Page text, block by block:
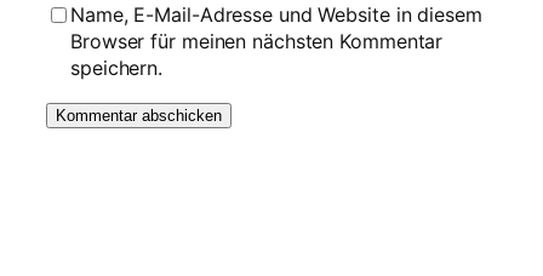
Name, E-Mail-Adresse und Website in diesem
Browser für meinen nächsten Kommentar
speichern.